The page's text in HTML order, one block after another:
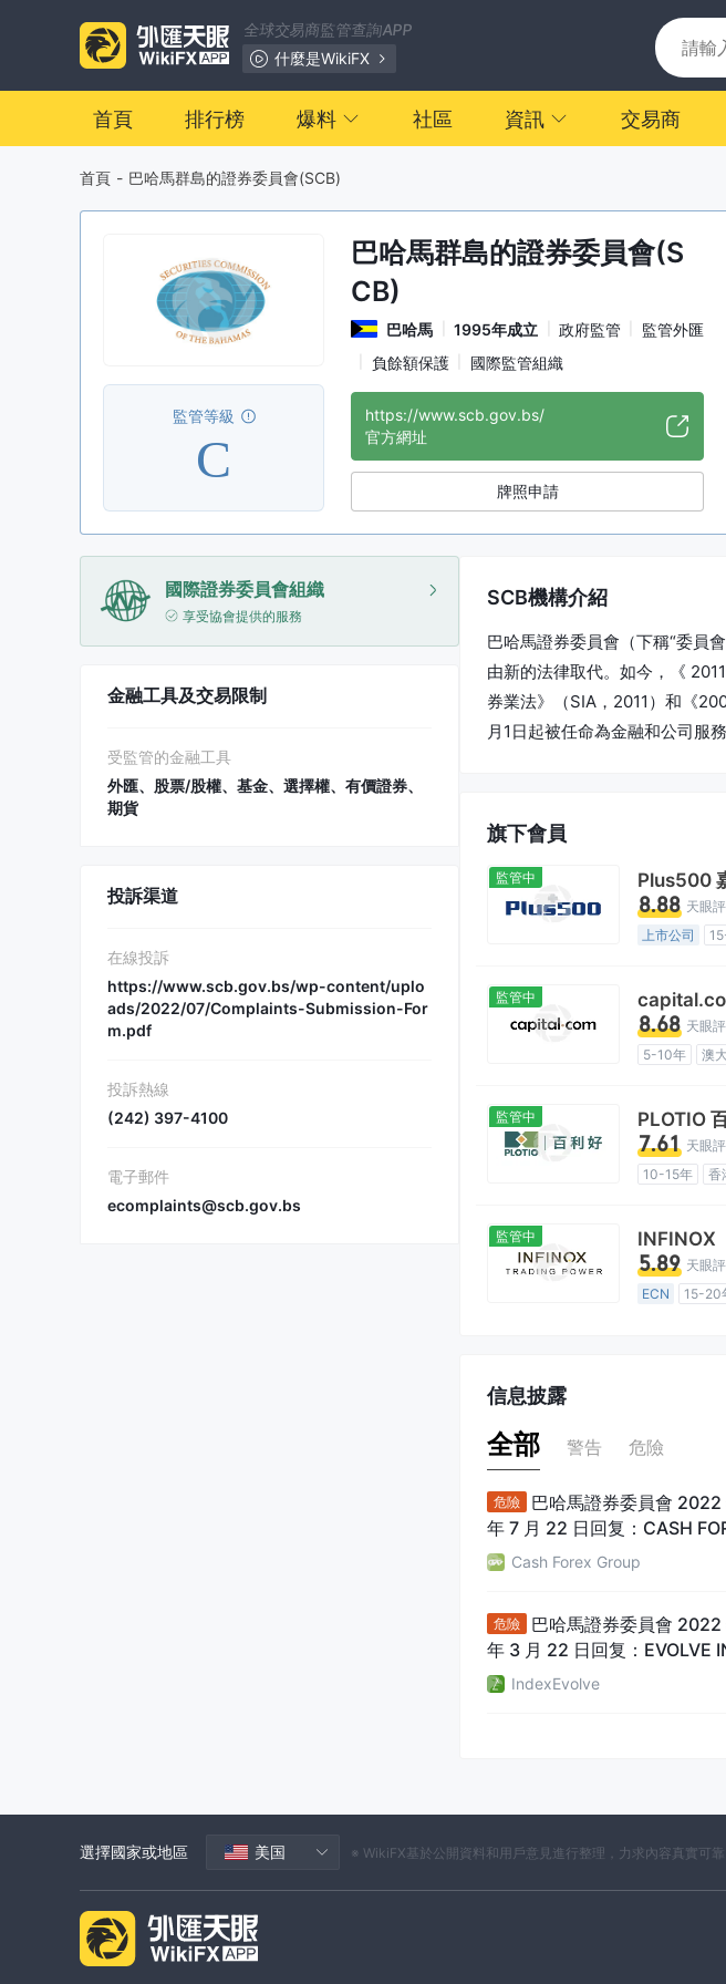
全球交易商監管查詢APP
什麼是WikiFX
首頁 排行榜 爆料 社區 資訊 交易商
首頁 - 巴哈馬群島的證券委員會(SCB)
監管等級
C
巴哈馬群島的證券委員會(S
CB)
巴哈馬 1995年成立 政府監管
監管外匯
負餘額保護
國際監管組織
https://www.scb.gov.bs/
官方網址
牌照申請
國際證券委員會組織
享受協會提供的服務
金融工具及交易限制
受監管的金融工具
外匯、股票/股權、基金、選擇權、有價證券、
期貨
投訴渠道
在線投訴
https://www.scb.gov.bs/wp-content/uplo
ads/2022/07/Complaints-Submission-For
m.pdf
投訴熱線
(242) 397-4100
電子郵件
ecomplaints@scb.gov.bs
SCB機構介紹
巴哈馬證券委員會（下稱“委員
由新的法律取代。如今，《
券業法》（SIA，2011）和《
月1日起被任命為金融和公司服
旗下會員
監管中 Plus500
8.88 天眼
上市公司
監管中
8.68 天眼
5-10年
澳
監管中 PLOTIO
7.61 天眼
10-15年
香
監管中 INFINOX
5.89 天眼
ECN
15-20
信息披露
全部 警告 危險
危險
巴哈馬證券委員會
年 7 月 22 日回复：CASH
H FX GROUP aka CASH FX
Cash Forex Group
危險
巴哈馬證券委員會
年 3 月 22 日回复：EVOLVE
證券委員會監管
IndexEvolve
選擇國家或地區 美国 ※ WikiFX基於公開資料和用戶意見進行整理，力求內容真實可